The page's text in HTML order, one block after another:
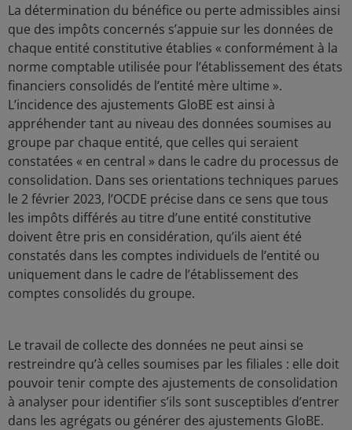
La détermination du bénéfice ou perte admissibles ainsi
que des impôts concernés s’appuie sur les données de
chaque entité constitutive établies « conformément à la
norme comptable utilisée pour l’établissement des états
financiers consolidés de l’entité mère ultime ».
L’incidence des ajustements GloBE est ainsi à
appréhender tant au niveau des données soumises au
groupe par chaque entité, que celles qui seraient
constatées « en central » dans le cadre du processus de
consolidation. Dans ses orientations techniques parues
le 2 février 2023, l’OCDE précise dans ce sens que tous
les impôts différés au titre d’une entité constitutive
doivent être pris en considération, qu’ils aient été
constatés dans les comptes individuels de l’entité ou
uniquement dans le cadre de l’établissement des
comptes consolidés du groupe.
Le travail de collecte des données ne peut ainsi se
restreindre qu’à celles soumises par les filiales : elle doit
pouvoir tenir compte des ajustements de consolidation
à analyser pour identifier s’ils sont susceptibles d’entrer
dans les agrégats ou générer des ajustements GloBE.